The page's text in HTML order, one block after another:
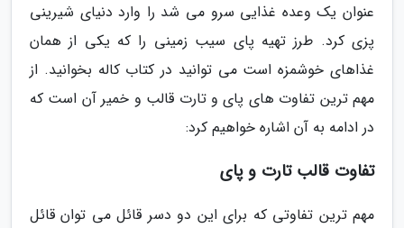
عنوان یک وعده غذایی سرو می شد را وارد دنیای شیرینی
پزی کرد. طرز تهیه پای سیب زمینی را که یکی از همان
غذاهای خوشمزه است می توانید در کتاب کاله بخوانید. از
مهم ترین تفاوت های پای و تارت قالب و خمیر آن است که
در ادامه به آن اشاره خواهیم کرد:
تفاوت قالب تارت و پای
مهم ترین تفاوتی که برای این دو دسر قائل می توان قائل